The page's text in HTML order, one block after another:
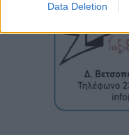
Data Deletion